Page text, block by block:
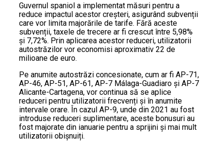
Guvernul spaniol a implementat măsuri pentru a
reduce impactul acestor creșteri, asigurând subvenții
care vor limita majorările de tarife. Fără aceste
subvenții, taxele de trecere ar fi crescut între 5,98%
și 7,72%. Prin aplicarea acestor reduceri, utilizatorii
autostrăzilor vor economisi aproximativ 22 de
milioane de euro.
Pe anumite autostrăzi concesionate, cum ar fi AP-71,
AP-46, AP-51, AP-61, AP-7 Málaga-Guadiaro și AP-7
Alicante-Cartagena, vor continua să se aplice
reduceri pentru utilizatorii frecvenți și în anumite
intervale orare. În cazul AP-9, unde din 2021 au fost
introduse reduceri suplimentare, aceste bonusuri au
fost majorate din ianuarie pentru a sprijini și mai mult
utilizatorii obișnuiți.